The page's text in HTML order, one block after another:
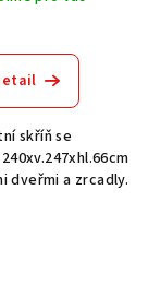
skříň se
dveřmi a zrcadly.